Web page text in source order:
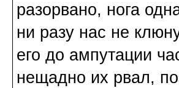
разорвано, нога
ни разу нас не
его до ампутации
нещадно их рвал,